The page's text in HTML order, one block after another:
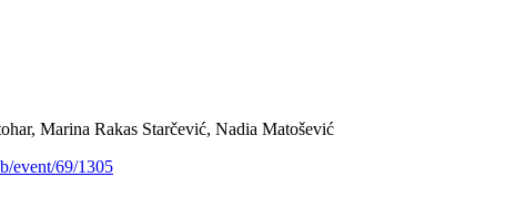
Marina Rakas Starčević, Nadia Matošević
event/69/1305